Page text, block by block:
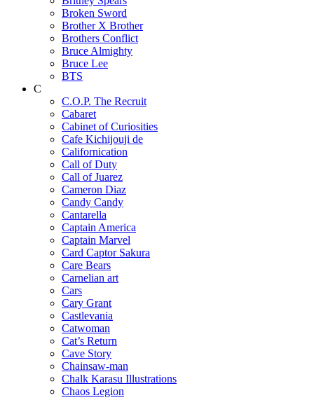
Broken Sword
Brother X Brother
Brothers Conflict
Bruce Almighty
Bruce Lee
BTS
C
C.O.P. The Recruit
Cabaret
Cabinet of Curiosities
Cafe Kichijouji de
Californication
Call of Duty
Call of Juarez
Cameron Diaz
Candy Candy
Cantarella
Captain America
Captain Marvel
Card Captor Sakura
Care Bears
Carnelian art
Cars
Cary Grant
Castlevania
Catwoman
Cat’s Return
Cave Story
Chainsaw-man
Chalk Karasu Illustrations
Chaos Legion